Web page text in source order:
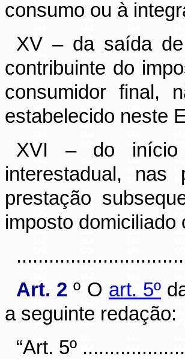
consumo ou à
XV – da saída
contribuinte do
consumidor final,
estabelecido neste
XVI – do início
interestadual, nas
prestação
imposto
Art. 2 º O art. 5º
a seguinte redação:
“Art. 5º